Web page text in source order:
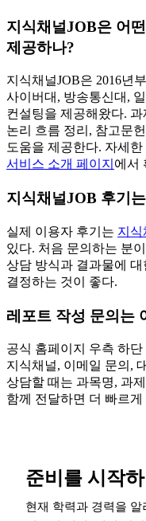
지식채널JOB은 어
제공하나?
지식채널JOB은 2016년
사이버대, 방송통신대,
컨설팅을 제공해왔다.
논리 흐름 정리, 참고문
도움을 제공한다. 자세한
서비스 소개 페이지 에서
지식채널JOB 후기
실제 이용자 후기는 지식
있다. 처음 문의하는 분
상담 방식과 결과물에
결정하는 것이 좋다.
레포트 작성 문의는
공식 홈페이지 우측 하
지식채널, 이메일 문의,
상담할 때는 과목명, 과
함께 전달하면 더 빠르
준비를 시작
현재 학력과 경력을